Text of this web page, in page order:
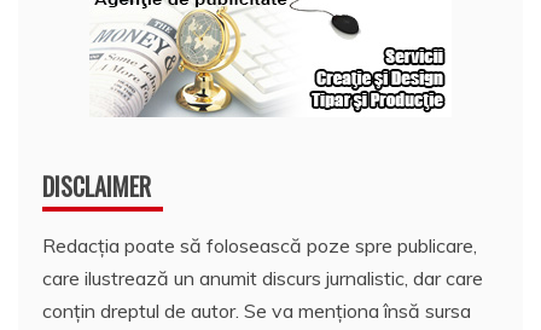
DISCLAIMER
Redacția poate să folosească poze spre publicare,
care ilustrează un anumit discurs jurnalistic, dar care
conțin dreptul de autor. Se va menționa însă sursa